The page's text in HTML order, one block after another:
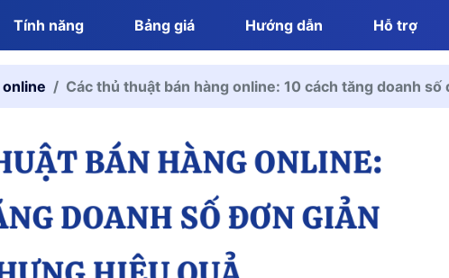
Tính năng Bảng giá Hướng dẫn Hỗ trợ
Các thủ thuật bán hàng online: 10 cách tăng doanh